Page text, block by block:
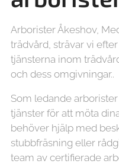
Arborister Åkeshov,
trädvård, strävar vi
tjänsterna inom
och dess omgivningar..
Som ledande
tjänster för att möta
behöver hjälp med
stubbfräsning eller
team av certifierade